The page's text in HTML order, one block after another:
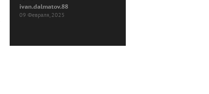
ivan.dalmatov.88
09 Февраля, 2025